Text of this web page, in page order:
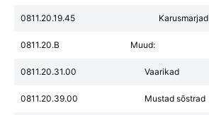
0811.20.19.45 Karusmarjad
0811.20.B Muud:
0811.20.31.00 Vaarikad
0811.20.39.00 Mustad sõstrad